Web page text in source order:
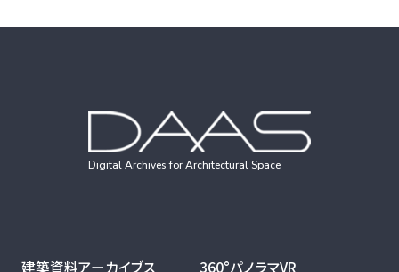
Digital Archives for Architectural Space
建築資料アーカイブス 360°パノラマVR